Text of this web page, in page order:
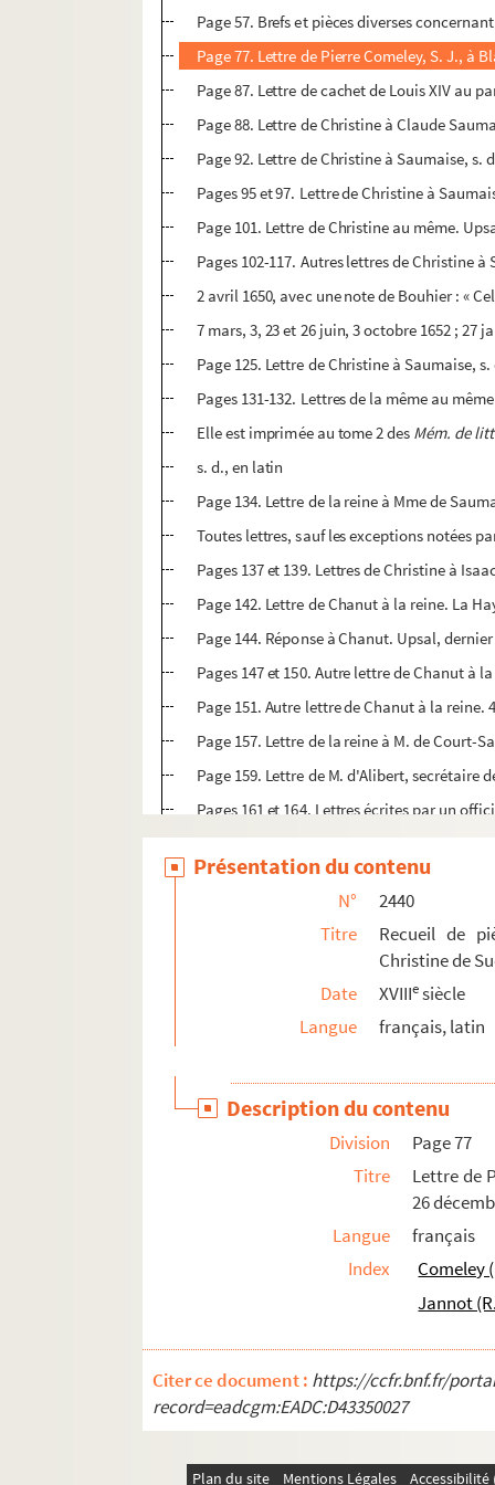
Page 57. Brefs et pièces diverses
Page 77. Lettre de Pierre Comeley, S. J., à
Page 87. Lettre de cachet de Louis XIV au
Page 88. Lettre de Christine à Claude
Page 92. Lettre de Christine à Saumaise, s.
Pages 95 et 97. Lettre de Christine à
Page 101. Lettre de Christine au même.
Pages 102-117. Autres lettres de Christine
2 avril 1650, avec une note de Bouhier : «
7 mars, 3, 23 et 26 juin, 3 octobre 1652 ; 27
Page 125. Lettre de Christine à Saumaise,
Pages 131-132. Lettres de la même au
Elle est imprimée au tome 2 des Mém. de
s. d., en latin
Page 134. Lettre de la reine à Mme de
Toutes lettres, sauf les exceptions notées
Pages 137 et 139. Lettres de Christine à
Page 142. Lettre de Chanut à la reine. La
Page 144. Réponse à Chanut. Upsal,
Pages 147 et 150. Autre lettre de Chanut à
Page 151. Autre lettre de Chanut à la reine.
Page 157. Lettre de la reine à M. de Court-
Page 159. Lettre de M. d'Alibert, secrétaire
Pages 161 et 164. Lettres écrites par un
Page 168. « Lettre de Chanut à la reine
Page 172. « Épigramme du sieur
Page 172. « Response de la reine au
2441. « Pauvre France que chacun pille »,
2442. Galerie de la tour Saint-Pierre, à la
2443. Processionnal de l'église de Chaource
2445. « Collationes et taxationes decime
2446. « Inventaire général des Chartres, titres
2447. Missel à l'usage du diocèse de Troyes,
2448. « Joannis Meursii Elegantiae latini
2449. « Compte que rend par devant vous,
2450. Obituaire du Paraclet
2451. Origine et histoire ancienne des Gaulois
2454. Méditations sur l'Ancien Testament
2455. Requêtes des Jésuites du collège de
2456. « Principes et réflexions sur diverses
Présentation du contenu
N°
2440
Titre
Recueil de
Christine de
Date
XVIIIesiècle
Langue
français, latin
Description du contenu
Division
Page 77
Titre
Lettre de
26
Langue
français
Index
Comeley
Jannot
Citer ce document : https://ccfr.bnf.fr/
record=eadcgm:EADC:D43350027
Plan du site Mentions Légales